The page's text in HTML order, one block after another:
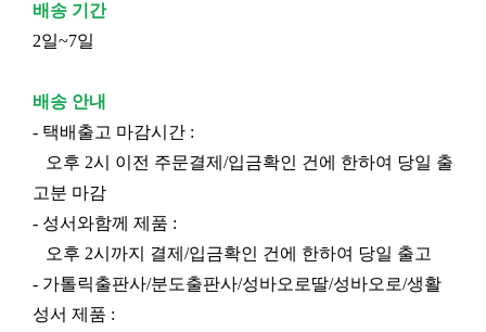
배송 기간
2일~7일
배송 안내
- 택배출고 마감시간 :
오후 2시 이전 주문결제/입금확인 건에 한하여 당일 출
고분 마감
- 성서와함께 제품 :
오후 2시까지 결제/입금확인 건에 한하여 당일 출고
- 가톨릭출판사/분도출판사/성바오로딸/성바오로/생활
성서 제품 :